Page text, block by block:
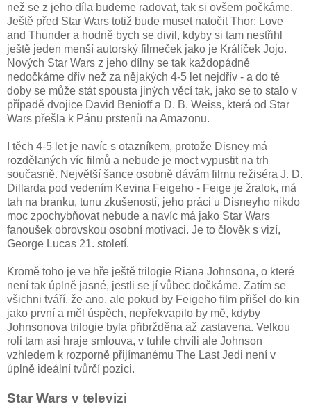
než se z jeho díla budeme radovat, tak si ovšem počkáme.
Ještě před Star Wars totiž bude muset natočit Thor: Love
and Thunder a hodně bych se divil, kdyby si tam nestřihl
ještě jeden menší autorský filmeček jako je Králíček Jojo.
Nových Star Wars z jeho dílny se tak každopádně
nedočkáme dřív než za nějakých 4-5 let nejdřív - a do té
doby se může stát spousta jiných věcí tak, jako se to stalo v
případě dvojice David Benioff a D. B. Weiss, která od Star
Wars přešla k Pánu prstenů na Amazonu.
I těch 4-5 let je navíc s otazníkem, protože Disney má
rozdělaných víc filmů a nebude je moct vypustit na trh
současně. Největší šance osobně dávám filmu režiséra J. D.
Dillarda pod vedením Kevina Feigeho - Feige je žralok, má
tah na branku, tunu zkušeností, jeho práci u Disneyho nikdo
moc zpochybňovat nebude a navíc má jako Star Wars
fanoušek obrovskou osobní motivaci. Je to člověk s vizí,
George Lucas 21. století.
Kromě toho je ve hře ještě trilogie Riana Johnsona, o které
není tak úplně jasné, jestli se jí vůbec dočkáme. Zatím se
všichni tváří, že ano, ale pokud by Feigeho film přišel do kin
jako první a měl úspěch, nepřekvapilo by mě, kdyby
Johnsonova trilogie byla přibržděna až zastavena. Velkou
roli tam asi hraje smlouva, v tuhle chvíli ale Johnson
vzhledem k rozporně přijímanému The Last Jedi není v
úplně ideální tvůrčí pozici.
Star Wars v televizi